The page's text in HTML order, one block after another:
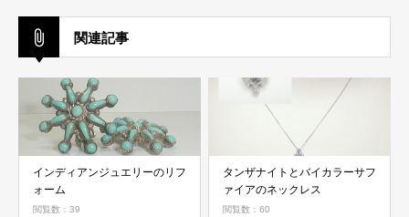
関連記事
インディアンジュエリーのリフ
ォーム
閲覧数：39
タンザナイトとバイカラーサフ
ァイアのネックレス
閲覧数：60